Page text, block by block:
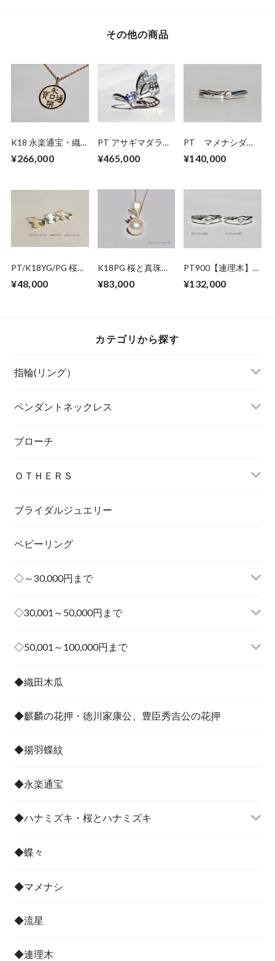
その他の商品
K18 永楽通宝・織
ネックレス(45cm)
¥266,000
PT アサギマダラの
¥465,000
PT マメナシダイ
リング
¥140,000
PT/K18YG/PG 桜の
ピアス（アシンメト
リー）
¥48,000
K18PG 桜と真珠の
ペンダントネックレ
ス
¥83,000
PT900【連理木】
マリッジリング
¥132,000
カテゴリから探す
指輪(リング）
ペンダントネックレス
ブローチ
ＯＴＨＥＲＳ
ブライダルジュエリー
ベビーリング
◇～30,000円まで
その他
◇30,001～50,000円まで
その他
◇50,001～100,000円まで
◆織田木瓜
◆麒麟の花押・徳川家康公、豊臣秀吉公の花押
◆揚羽蝶紋
◆永楽通宝
◆ハナミズキ・桜とハナミズキ
◆蝶々
◆マメナシ
◆流星
◆連理木